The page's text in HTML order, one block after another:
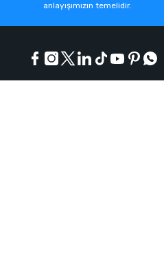
anlayışımızın temelidir.